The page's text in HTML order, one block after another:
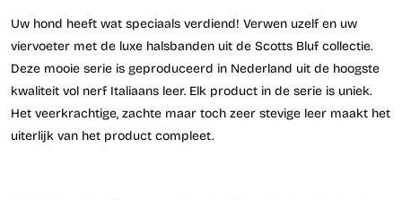
Uw hond heeft wat speciaals verdiend! Verwen uzelf en uw
viervoeter met de luxe halsbanden uit de Scotts Bluf collectie.
Deze mooie serie is geproduceerd in Nederland uit de hoogste
kwaliteit vol nerf Italiaans leer. Elk product in de serie is uniek.
Het veerkrachtige, zachte maar toch zeer stevige leer maakt het
uiterlijk van het product compleet.